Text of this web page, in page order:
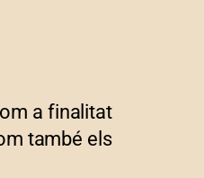
a finalitat
també els